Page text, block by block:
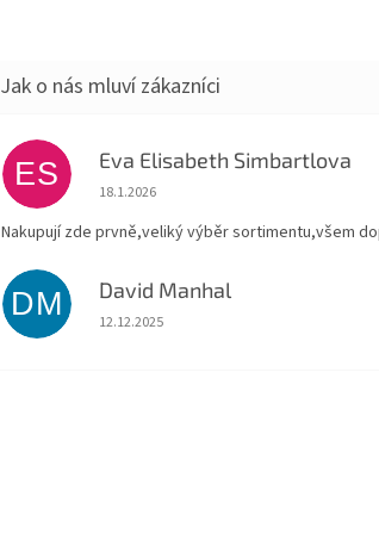
ES Eva Elisabeth Simbartlova
Hodnocení obchodu je 5 z 5 hvězdiček.
18.1.2026
Nakupují zde prvně,veliký výběr sortimentu,všem
DM David Manhal
Hodnocení obchodu je 5 z 5 hvězdiček.
12.12.2025